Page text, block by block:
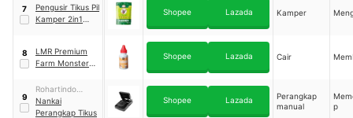
7
Pengusir Tikus Pil
Kamper 2in1
Shopee Lazada Kamper
8
LMR Premium
Farm Monster
Shopee Lazada Cair
9
Rohartindo
Nusantara Luas
Nankai
Perangkap Tikus
Shopee Lazada
Perangkap
manual
p